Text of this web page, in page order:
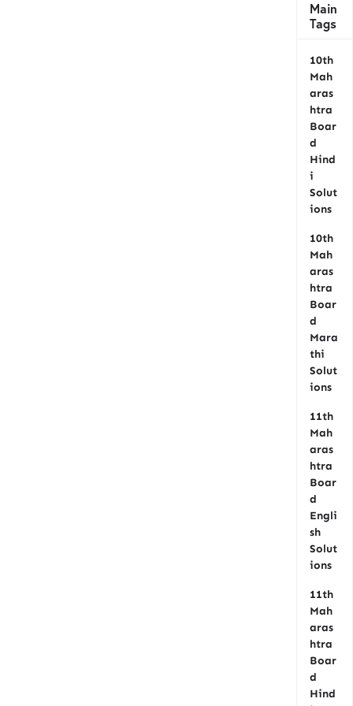
Main
Tags
10th
Mah
aras
htra
Boar
d
Hind
i
Solut
ions
10th
Mah
aras
htra
Boar
d
Mara
thi
Solut
ions
11th
Mah
aras
htra
Boar
d
Engli
sh
Solut
ions
11th
Mah
aras
htra
Boar
d
Hind